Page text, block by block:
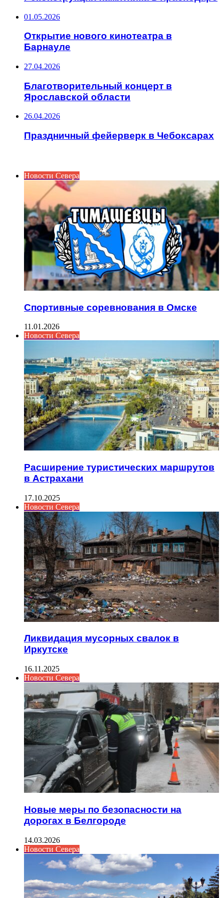
01.05.2026
Открытие нового кинотеатра в
Барнауле
27.04.2026
Благотворительный концерт в
Ярославской области
26.04.2026
Праздничный фейерверк в Чебоксарах
Новости Севера
Спортивные соревнования в Омске
11.01.2026
Новости Севера
Расширение туристических маршрутов
в Астрахани
17.10.2025
Новости Севера
Ликвидация мусорных свалок в
Иркутске
16.11.2025
Новости Севера
Новые меры по безопасности на
дорогах в Белгороде
14.03.2026
Новости Севера